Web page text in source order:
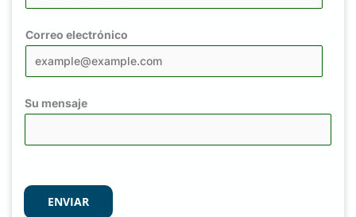
Correo electrónico
Su mensaje
ENVIAR